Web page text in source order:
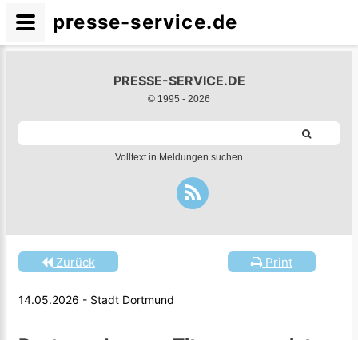
PRESSE-SERVICE.DE
© 1995 - 2026
Volltext in Meldungen suchen
Print
Zurück
14.05.2026 - Stadt Dortmund
presse-service.de